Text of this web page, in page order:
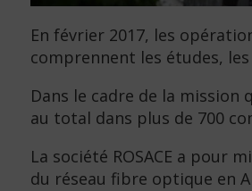
En février 2017, les
comprennent les études,
Dans le cadre de la mission
au total dans plus de 700
La société ROSACE a pour
du réseau fibre optique en